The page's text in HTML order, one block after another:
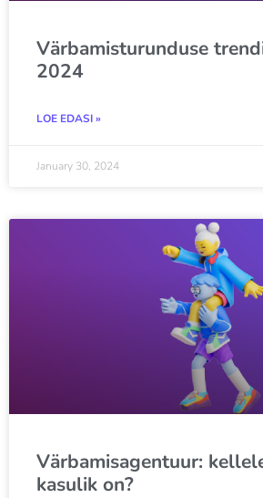
Värbamisturunduse
2024
LOE EDASI »
January 30, 2024
Värbamisagentuur:
kasulik on?